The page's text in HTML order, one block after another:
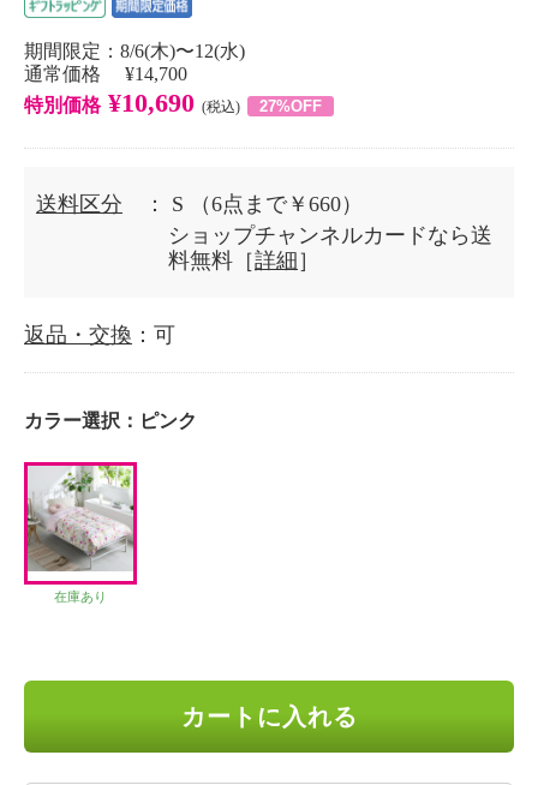
期間限定：8/6(木)〜12(水)
通常価格 ¥14,700
特別価格 ¥10,690 (税込) 27%OFF
送料区分 ： S
（6点まで￥660）
ショップチャンネルカードなら送
料無料［詳細 ］
返品・交換 ：可
カラー選択： ピンク
在庫あり
カートに入れる